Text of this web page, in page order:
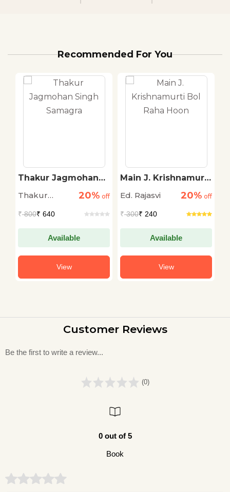
Recommended For You
Thakur Jagmohan
Thakur
20% off
₹800₹ 640
Available
View
Main J. Krishnamurti
Ed. Rajasvi
20% off
₹300₹ 240
Available
View
Customer Reviews
Be the first to write a review...
(0)
0 out of 5
Book